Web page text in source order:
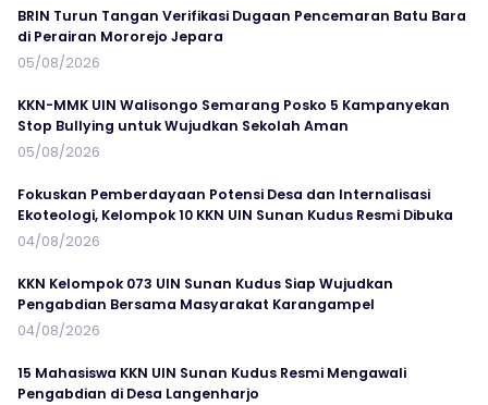
BRIN Turun Tangan Verifikasi Dugaan Pencemaran Batu Bara
di Perairan Mororejo Jepara
05/08/2026
KKN-MMK UIN Walisongo Semarang Posko 5 Kampanyekan
Stop Bullying untuk Wujudkan Sekolah Aman
05/08/2026
Fokuskan Pemberdayaan Potensi Desa dan Internalisasi
Ekoteologi, Kelompok 10 KKN UIN Sunan Kudus Resmi Dibuka
04/08/2026
KKN Kelompok 073 UIN Sunan Kudus Siap Wujudkan
Pengabdian Bersama Masyarakat Karangampel
04/08/2026
15 Mahasiswa KKN UIN Sunan Kudus Resmi Mengawali
Pengabdian di Desa Langenharjo